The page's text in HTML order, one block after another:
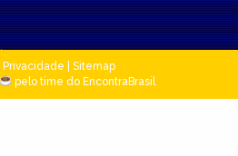
Privacidade
Sitemap
pelo time do EncontraBrasil